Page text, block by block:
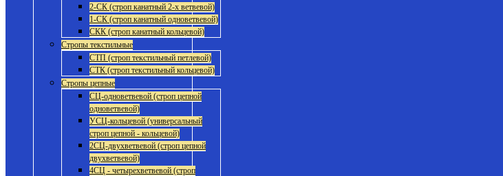
2-СК (строп канатный 2-х ветвевой)
1-СК (строп канатный одноветвевой)
СКК (строп канатный кольцевой)
Стропы текстильные
СТП (строп текстильный петлевой)
СТК (строп текстильный кольцевой)
Стропы цепные
СЦ-одноветвевой (строп цепной
одноветвевой)
УСЦ-кольцевой (универсальный
строп цепной - кольцевой)
2СЦ-двухветвевой (строп цепной
двухветвевой)
4СЦ - четырехветвевой (строп